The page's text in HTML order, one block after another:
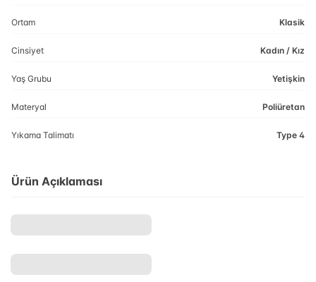
Ortam Klasik
Cinsiyet Kadın / Kız
Yaş Grubu Yetişkin
Materyal Poliüretan
Yıkama Talimatı Type 4
Ürün Açıklaması